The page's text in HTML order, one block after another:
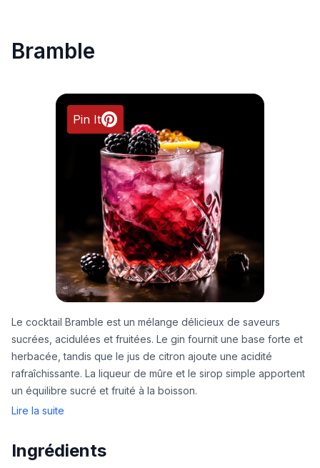
Bramble
Pin It
Le cocktail Bramble est un mélange délicieux de saveurs
sucrées, acidulées et fruitées. Le gin fournit une base forte et
herbacée, tandis que le jus de citron ajoute une acidité
rafraîchissante. La liqueur de mûre et le sirop simple apportent
un équilibre sucré et fruité à la boisson.
Lire la suite
Ingrédients